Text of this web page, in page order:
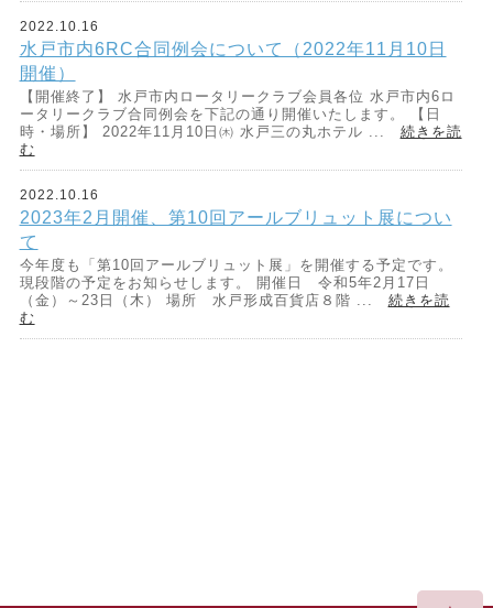
2022.10.16
水戸市内6RC合同例会について（2022年11月10日
開催）
【開催終了】 水戸市内ロータリークラブ会員各位 水戸市内6ロ
ータリークラブ合同例会を下記の通り開催いたします。 【日
時・場所】 2022年11月10日㈭ 水戸三の丸ホテル ... 続きを読
む
2022.10.16
2023年2月開催、第10回アールブリュット展につい
て
今年度も「第10回アールブリュット展」を開催する予定です。
現段階の予定をお知らせします。 開催日 令和5年2月17日
（金）～23日（木） 場所 水戸形成百貨店８階 ... 続きを読
む